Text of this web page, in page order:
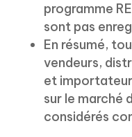
programme
sont pas
En résumé,
vendeurs,
et
sur le marché
considérés